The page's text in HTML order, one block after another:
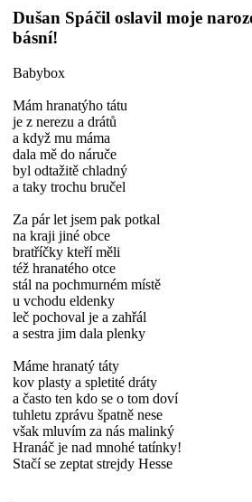
Dušan Spáčil oslavil moje
básní!
Babybox
Mám hranatýho tátu
je z nerezu a drátů
a když mu máma
dala mě do náruče
byl odtažitě chladný
a taky trochu bručel
Za pár let jsem pak potkal
na kraji jiné obce
bratříčky kteří měli
též hranatého otce
stál na pochmurném místě
u vchodu eldenky
leč pochoval je a zahřál
a sestra jim dala plenky
Máme hranatý táty
kov plasty a spletité dráty
a často ten kdo se o tom doví
tuhletu zprávu špatně nese
však mluvím za nás malinký
Hranáč je nad mnohé tatínky!
Stačí se zeptat strejdy Hesse